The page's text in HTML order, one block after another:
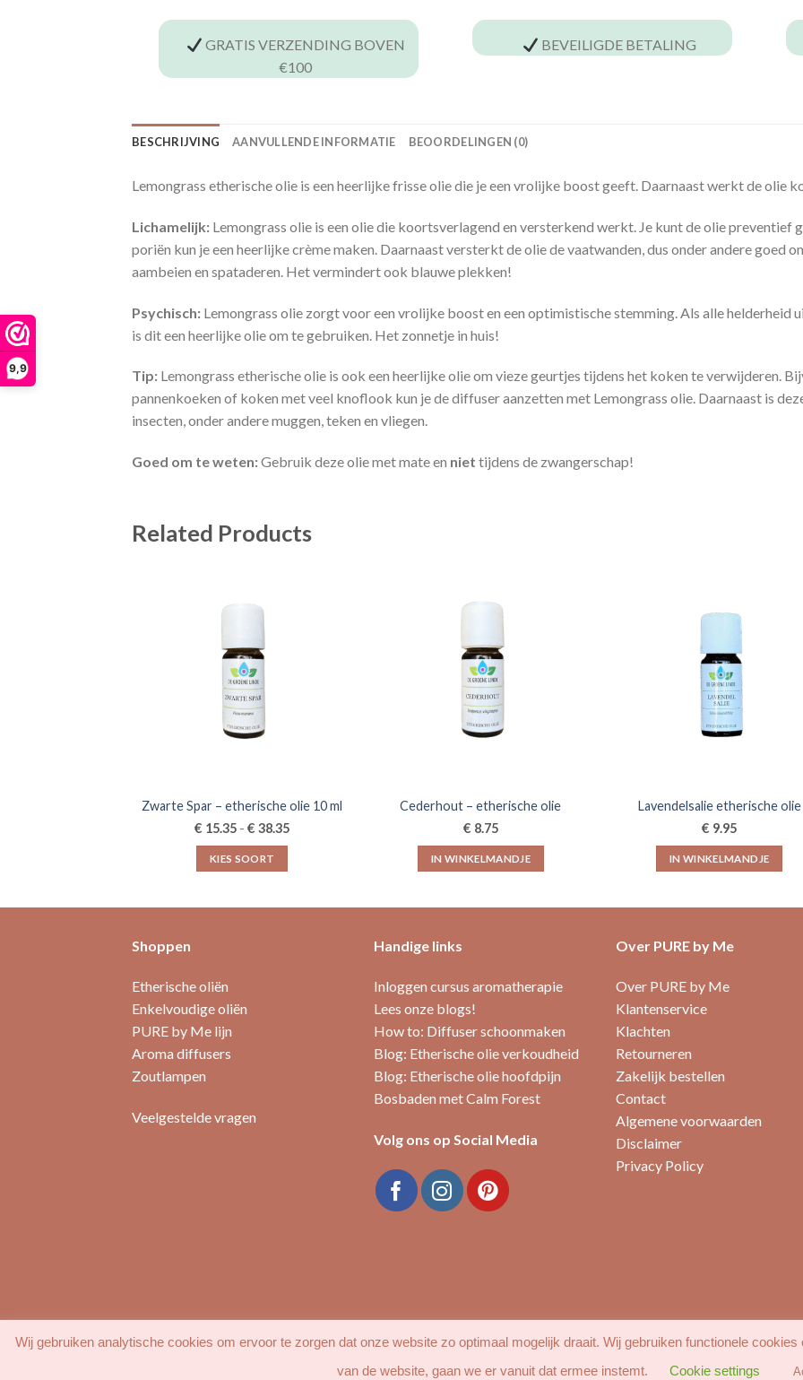
9,9
GRATIS VERZENDING BOVEN
€100
BEVEILIGDE BETALING
BESCHRIJVING AANVULLENDE INFORMATIE BEOORDELINGEN (0)
Lemongrass etherische olie is een heerlijke frisse olie die je een vrolijke boost geeft. Daarnaast werkt de olie
Lichamelijk: Lemongrass olie is een olie die koortsverlagend en versterkend werkt. Je kunt de olie
poriën kun je een heerlijke crème maken. Daarnaast versterkt de olie de vaatwanden, dus onder andere goed
aambeien en spataderen. Het vermindert ook blauwe plekken!
Psychisch: Lemongrass olie zorgt voor een vrolijke boost en een optimistische stemming. Als alle helderheid
is dit een heerlijke olie om te gebruiken. Het zonnetje in huis!
Tip: Lemongrass etherische olie is ook een heerlijke olie om vieze geurtjes tijdens het koken te verwijderen.
pannenkoeken of koken met veel knoflook kun je de diffuser aanzetten met Lemongrass olie. Daarnaast is
insecten, onder andere muggen, teken en vliegen.
Goed om te weten:Gebruik deze olie met mate en niet tijdens de zwangerschap!
Related Products
Zwarte Spar – etherische olie 10 ml
€ 15.35 - € 38.35Prijsklasse:
KIES SOORT
optie
Cederhout – etherische olie
€ 8.75
IN WINKELMANDJE
Lavendelsalie etherische olie
€ 9.95
IN WINKELMANDJE
Shoppen
Etherische oliën
Enkelvoudige oliën
PURE by Me lijn
Aroma diffusers
Zoutlampen
Veelgestelde vragen
Handige links
Inloggen cursus aromatherapie
Lees onze blogs!
How to: Diffuser schoonmaken
Blog: Etherische olie verkoudheid
Blog: Etherische olie hoofdpijn
Bosbaden met Calm Forest
Volg ons op Social Media
Over PURE by Me
Over PURE by Me
Klantenservice
Klachten
Retourneren
Zakelijk bestellen
Contact
Algemene voorwaarden
Disclaimer
Privacy Policy
MIJN ACCOUNT FAVORIETEN BLOG CONTACT
Wij gebruiken analytische cookies om ervoor te zorgen dat onze website zo optimaal mogelijk draait. Wij gebruiken functionele
van de website, gaan we er vanuit dat ermee instemt.
Cookie settings